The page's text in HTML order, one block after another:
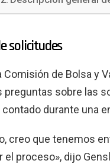
solicitudes
de Bolsa y
preguntas sobre las
contado durante una
creo que tenemos
el proceso», dijo